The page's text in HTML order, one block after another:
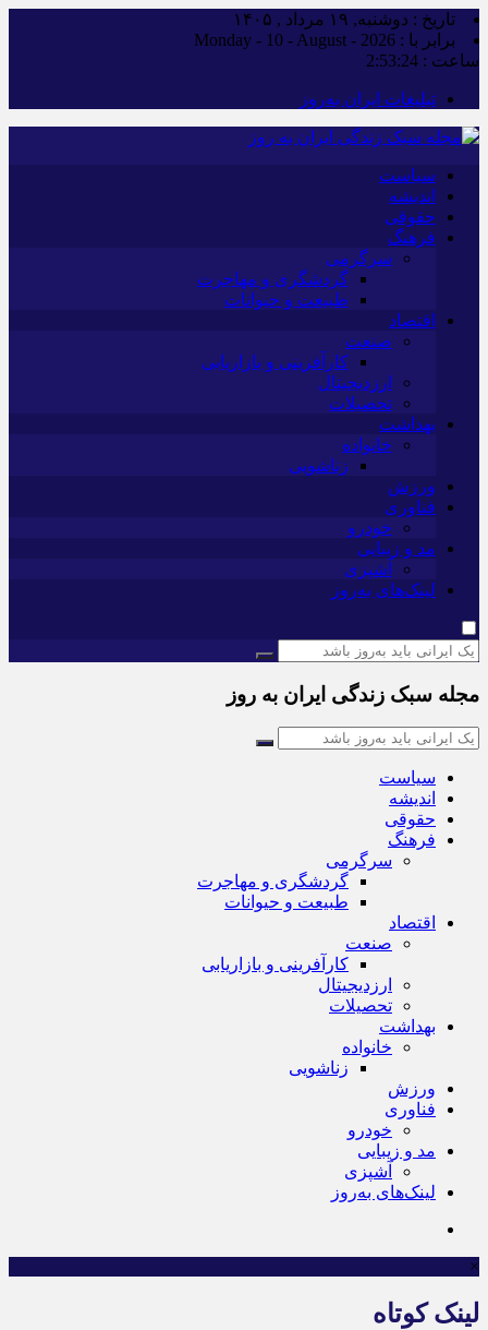
تاریخ : دوشنبه, ۱۹ مرداد , ۱۴۰۵
برابر با : Monday - 10 - August - 2026
ساعت : 2:53:25
تبلیغات ایران به‌روز
سیاست
اندیشه
حقوقی
فرهنگ
سرگرمی
گردشگری و مهاجرت
طبیعت و حیوانات
اقتصاد
صنعت
کارآفرینی و بازاریابی
ارزدیجیتال
تحصیلات
بهداشت
خانواده
زناشویی
ورزش
فناوری
خودرو
مد و زیبایی
آشپزی
لینک‌های به‌روز
مجله سبک زندگی ایران به روز
سیاست
اندیشه
حقوقی
فرهنگ
سرگرمی
گردشگری و مهاجرت
طبیعت و حیوانات
اقتصاد
صنعت
کارآفرینی و بازاریابی
ارزدیجیتال
تحصیلات
بهداشت
خانواده
زناشویی
ورزش
فناوری
خودرو
مد و زیبایی
آشپزی
لینک‌های به‌روز
×
لینک کوتاه